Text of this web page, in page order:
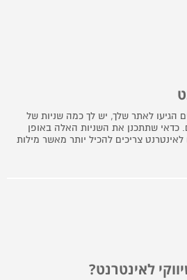
הגיעו לאתר שלך, יש לך כמה שניות של
שתתכנן את השניות האלה באופן
צריכים להכיל יותר מאשר מילות
לאינטרנט?